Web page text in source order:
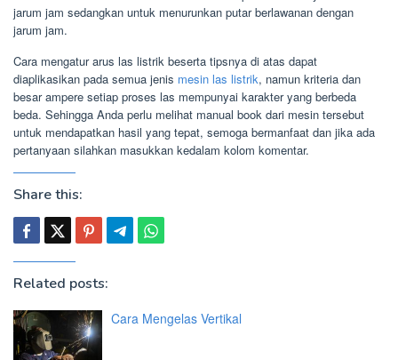
jarum jam sedangkan untuk menurunkan putar berlawanan dengan
jarum jam.
Cara mengatur arus las listrik beserta tipsnya di atas dapat
diaplikasikan pada semua jenis mesin las listrik, namun kriteria dan
besar ampere setiap proses las mempunyai karakter yang berbeda
beda. Sehingga Anda perlu melihat manual book dari mesin tersebut
untuk mendapatkan hasil yang tepat, semoga bermanfaat dan jika ada
pertanyaan silahkan masukkan kedalam kolom komentar.
Share this:
Related posts:
Cara Mengelas Vertikal